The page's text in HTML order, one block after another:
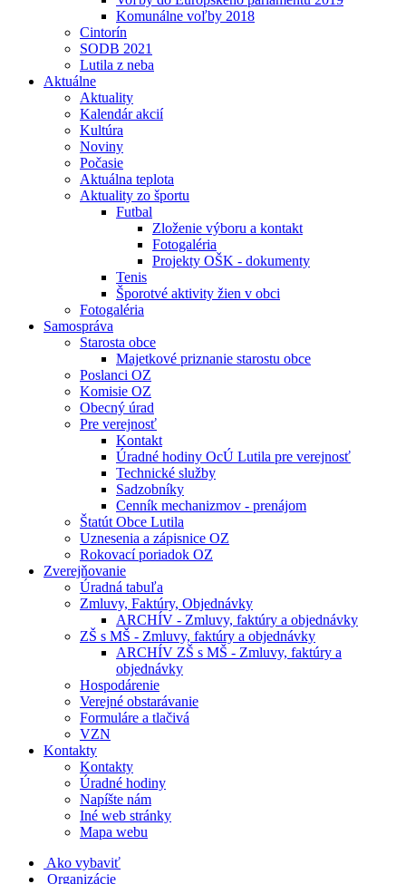
Komunálne voľby 2018
Cintorín
SODB 2021
Lutila z neba
Aktuálne
Aktuality
Kalendár akcií
Kultúra
Noviny
Počasie
Aktuálna teplota
Aktuality zo športu
Futbal
Zloženie výboru a kontakt
Fotogaléria
Projekty OŠK - dokumenty
Tenis
Šporotvé aktivity žien v obci
Fotogaléria
Samospráva
Starosta obce
Majetkové priznanie starostu obce
Poslanci OZ
Komisie OZ
Obecný úrad
Pre verejnosť
Kontakt
Úradné hodiny OcÚ Lutila pre verejnosť
Technické služby
Sadzobníky
Cenník mechanizmov - prenájom
Štatút Obce Lutila
Uznesenia a zápisnice OZ
Rokovací poriadok OZ
Zverejňovanie
Úradná tabuľa
Zmluvy, Faktúry, Objednávky
ARCHÍV - Zmluvy, faktúry a objednávky
ZŠ s MŠ - Zmluvy, faktúry a objednávky
ARCHÍV ZŠ s MŠ - Zmluvy, faktúry a
objednávky
Hospodárenie
Verejné obstarávanie
Formuláre a tlačivá
VZN
Kontakty
Kontakty
Úradné hodiny
Napíšte nám
Iné web stránky
Mapa webu
Ako vybaviť
Organizácie